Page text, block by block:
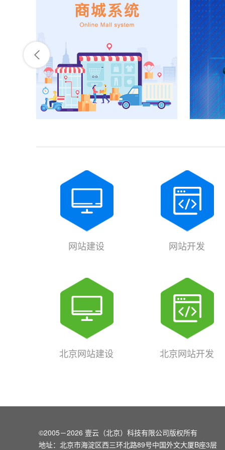
网站建设 网站开发
北京网站建设 北京网站开发
©2005－2026 壹云（北京）科技有限公司版权所有
地址：北京市海淀区西三环北路89号中国外文大厦B座3层